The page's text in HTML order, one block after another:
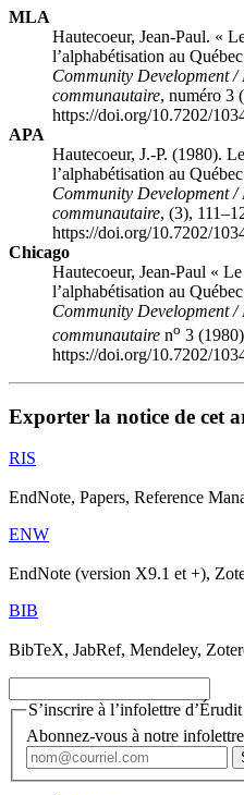
MLA
Hautecoeur, Jean-Paul. «
l’alphabétisation au
Community Development /
communautaire, numéro 3
https://doi.org/10.7202/
APA
Hautecoeur, J.-P. (1980).
l’alphabétisation au
Community Development /
communautaire, (3),
https://doi.org/10.7202/
Chicago
Hautecoeur, Jean-Paul «
l’alphabétisation au
Community Development /
communautaire no 3
https://doi.org/10.7202/
Exporter la notice de cet
RIS
EndNote, Papers, Reference
ENW
EndNote (version X9.1 et +),
BIB
BibTeX, JabRef, Mendeley,
S’inscrire à l’infolettre d’Érudit
Abonnez-vous à notre